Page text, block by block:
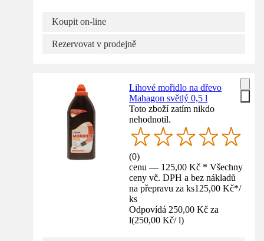
Koupit on-line
Rezervovat v prodejně
Lihové mořidlo na dřevo
Mahagon světlý 0,5 l
Toto zboží zatím nikdo
nehodnotil.
(0)
cenu — 125,00 Kč * Všechny
ceny vč. DPH a bez nákladů
na přepravu za ks125,00 Kč*/
ks
Odpovídá 250,00 Kč za
l(250,00 Kč/ l)